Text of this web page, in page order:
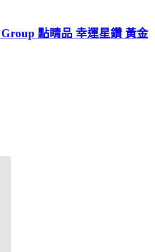
點睛品 幸運星鑽 黃金